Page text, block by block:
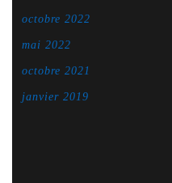
octobre 2022
mai 2022
octobre 2021
janvier 2019